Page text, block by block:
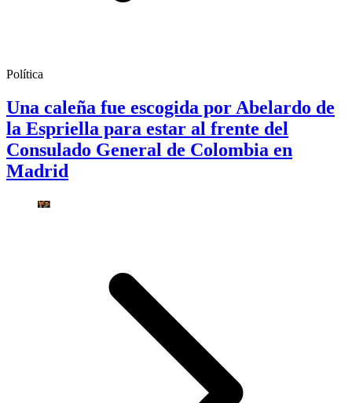
Política
Una caleña fue escogida por Abelardo de
la Espriella para estar al frente del
Consulado General de Colombia en
Madrid